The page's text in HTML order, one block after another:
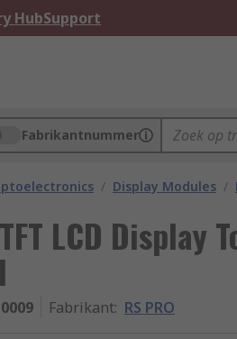
HubSupport
Fabrikantnummer
/ Display Modules /
LCD Display
Fabrikant: RS PRO